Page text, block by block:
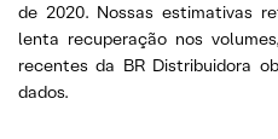
de 2020. Nossas estimativas
lenta recuperação nos
recentes da BR Distribuidora
dados.